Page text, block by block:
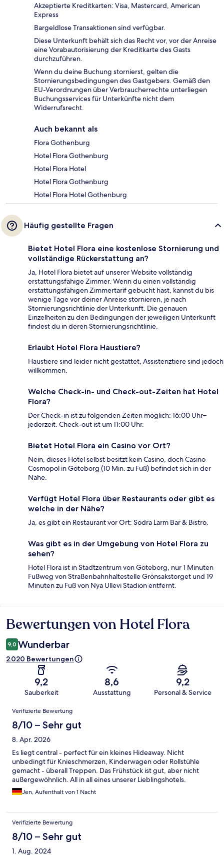
Akzeptierte Kreditkarten: Visa, Mastercard, American
Express
Bargeldlose Transaktionen sind verfügbar.
Diese Unterkunft behält sich das Recht vor, vor der Anreise
eine Vorabautorisierung der Kreditkarte des Gasts
durchzuführen.
Wenn du deine Buchung stornierst, gelten die
Stornierungsbedingungen des Gastgebers. Gemäß den
EU-Verordnungen über Verbraucherrechte unterliegen
Buchungsservices für Unterkünfte nicht dem
Widerrufsrecht.
Auch bekannt als
Flora Gothenburg
Hotel Flora Gothenburg
Hotel Flora Hotel
Hotel Flora Gothenburg
Hotel Flora Hotel Gothenburg
Häufig gestellte Fragen
Bietet Hotel Flora eine kostenlose Stornierung und
vollständige Rückerstattung an?
Ja, Hotel Flora bietet auf unserer Website vollständig
erstattungsfähige Zimmer. Wenn du einen vollständig
erstattungsfähigen Zimmertarif gebucht hast, kannst du bis
wenige Tage vor deiner Anreise stornieren, je nach
Stornierungsrichtlinie der Unterkunft. Die genauen
Einzelheiten zu den Bedingungen der jeweiligen Unterkunft
findest du in deren Stornierungsrichtlinie.
Erlaubt Hotel Flora Haustiere?
Haustiere sind leider nicht gestattet, Assistenztiere sind jedoch
willkommen.
Welche Check-in- und Check-out-Zeiten hat Hotel
Flora?
Der Check-in ist zu folgenden Zeiten möglich: 16:00 Uhr–
jederzeit. Check-out ist um 11:00 Uhr.
Bietet Hotel Flora ein Casino vor Ort?
Nein, dieses Hotel selbst besitzt kein Casino, doch Casino
Cosmopol in Göteborg (10 Min. zu Fuß) befindet sich in der
Nähe.
Verfügt Hotel Flora über Restaurants oder gibt es
welche in der Nähe?
Ja, es gibt ein Restaurant vor Ort: Södra Larm Bar & Bistro.
Was gibt es in der Umgebung von Hotel Flora zu
sehen?
Hotel Flora ist in Stadtzentrum von Göteborg, nur 1 Minuten
Fußweg von Straßenbahnhaltestelle Grönsakstorget und 19
Minuten zu Fuß von Nya Ullevi Stadion entfernt.
Bewertungen
Bewertungen von Hotel Flora
9,0 Wunderbar
2.020 Bewertungen
9,2
Sauberkeit
8,6
Ausstattung
9,2
Personal & Service
Bewertungen
Verifizierte Bewertung
8/10 – Sehr gut
8. Apr. 2026
Es liegt central - perfect für ein kleines Hideaway. Nicht
unbedingt für Knieschmerzen, Kinderwagen oder Rollstühle
gemacht - überall Treppen. Das Frühstück ist gut, aber nicht
außergewöhnlich. All in all eines unserer Lieblingshotels.
Jen, Aufenthalt von 1 Nacht
Verifizierte Bewertung
8/10 – Sehr gut
1. Aug. 2024